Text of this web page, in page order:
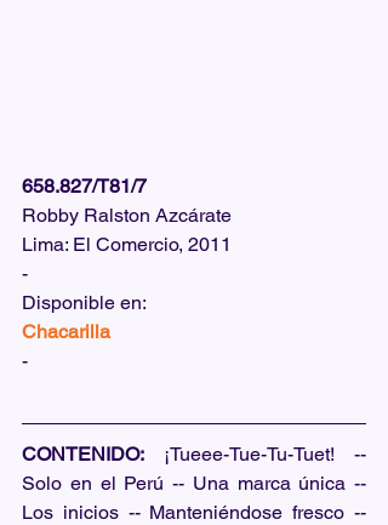
658.827/T81/7
Robby Ralston Azcárate
Lima: El Comercio, 2011
-
Disponible en:
Chacarilla
-
CONTENIDO: ¡Tueee-Tue-Tu-Tuet! --
Solo en el Perú -- Una marca única --
Los inicios -- Manteniéndose fresco --